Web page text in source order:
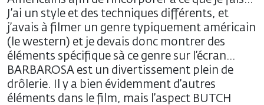
J’ai un style et des techniques différents, et
j’avais à filmer un genre typiquement américain
(le western) et je devais donc montrer des
éléments spécifique sà ce genre sur l’écran…
BARBAROSA est un divertissement plein de
drôlerie. Il y a bien évidemment d’autres
éléments dans le film, mais l’aspect BUTCH